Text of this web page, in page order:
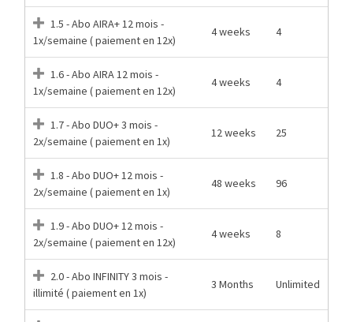
1.5 - Abo AIRA+ 12 mois -
1x/semaine ( paiement en 12x)
4 weeks 4
1.6 - Abo AIRA 12 mois -
1x/semaine ( paiement en 12x)
4 weeks 4
1.7 - Abo DUO+ 3 mois -
2x/semaine ( paiement en 1x)
12 weeks 25
1.8 - Abo DUO+ 12 mois -
2x/semaine ( paiement en 1x)
48 weeks 96
1.9 - Abo DUO+ 12 mois -
2x/semaine ( paiement en 12x)
4 weeks 8
2.0 - Abo INFINITY 3 mois -
illimité ( paiement en 1x)
3 Months Unlimited